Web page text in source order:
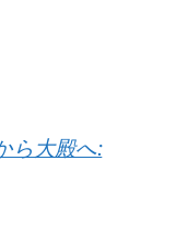
ら大殿へ: